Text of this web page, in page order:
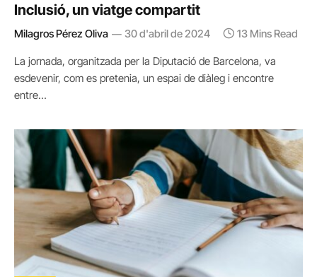
Inclusió, un viatge compartit
Milagros Pérez Oliva 30 d'abril de 2024 13 Mins Read
La jornada, organitzada per la Diputació de Barcelona, va
esdevenir, com es pretenia, un espai de diàleg i encontre
entre…